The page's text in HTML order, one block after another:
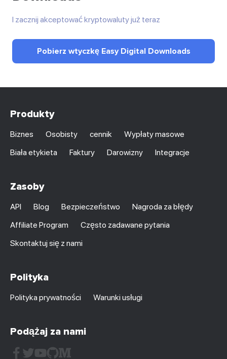
I zacznij akceptować kryptowaluty już teraz
Pobierz wtyczkę Easy Digital Downloads
Produkty
Biznes Osobisty cennik
Wypłaty masowe
Biała etykieta
Faktury Darowizny Integracje
Zasoby
API Blog Bezpieczeństwo
Nagroda za błędy
Affiliate Program
Często zadawane pytania
Skontaktuj się z nami
Polityka
Polityka prywatności Warunki usługi
Podążaj za nami